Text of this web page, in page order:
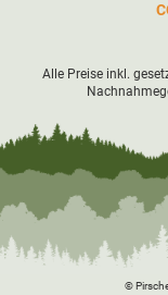
Alle Preise inkl.
©